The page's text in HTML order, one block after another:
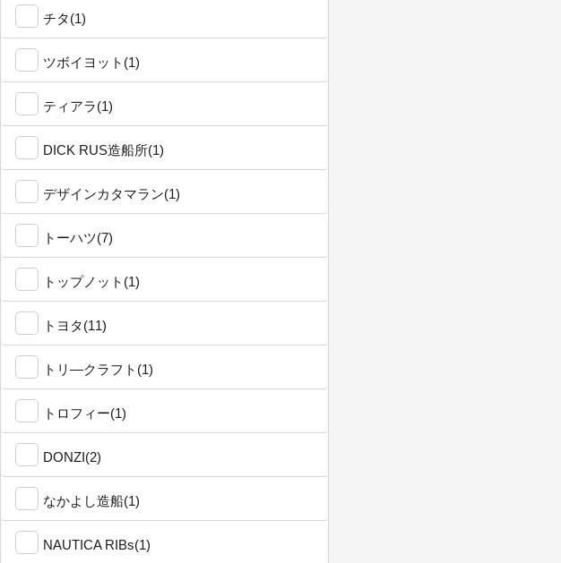
チタ(1)
ツボイヨット(1)
ティアラ(1)
DICK RUS造船所(1)
デザインカタマラン(1)
トーハツ(7)
トップノット(1)
トヨタ(11)
トリ―クラフト(1)
トロフィー(1)
DONZI(2)
なかよし造船(1)
NAUTICA RIBs(1)